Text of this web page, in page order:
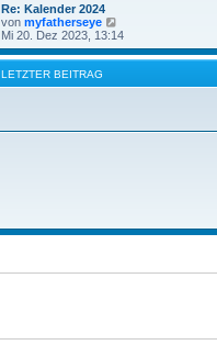
r
a
g
B
e
i
t
r
a
t
r
e
a
Re: Kalender 2024
von myfatherseye
e
u
e
t
Mi 20. Dez 2023, 13:14
LETZTER BEITRAG